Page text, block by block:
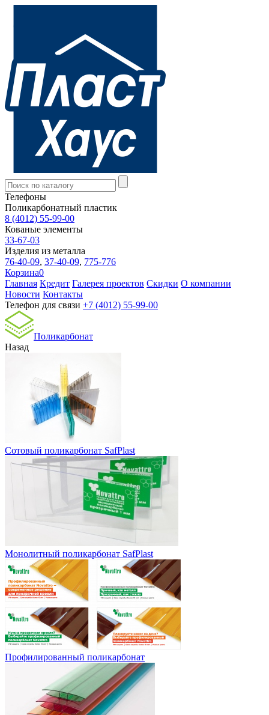
Телефоны
Поликарбонатный пластик
8 (4012) 55-99-00
Кованые элементы
33-67-03
Изделия из металла
76-40-09, 37-40-09, 775-776
Корзина0
Главная Кредит Галерея проектов Скидки О компании
Новости Контакты
Телефон для связи +7 (4012) 55-99-00
Поликарбонат
Назад
Сотовый поликарбонат SafPlast
Монолитный поликарбонат SafPlast
Профилированный поликарбонат